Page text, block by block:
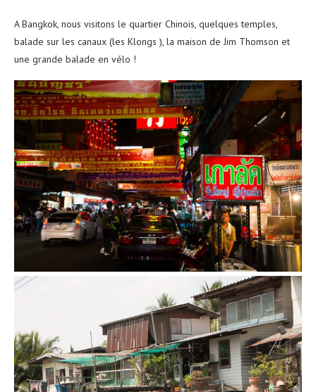
A Bangkok, nous visitons le quartier Chinois, quelques temples,
balade sur les canaux (les Klongs ), la maison de Jim Thomson et
une grande balade en vélo !